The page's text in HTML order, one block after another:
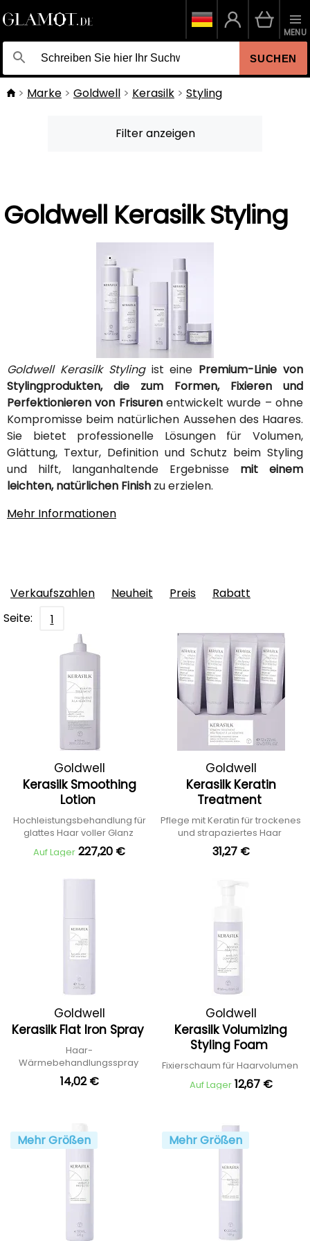
SUCHEN
MENU
Marke Goldwell Kerasilk Styling
Filter anzeigen
Goldwell Kerasilk Styling
Goldwell Kerasilk Stylingist eine Premium-Linie von
Stylingprodukten, die zum Formen, Fixieren und
Perfektionieren von Frisurenentwickelt wurde – ohne
Kompromisse beim natürlichen Aussehen des Haares.
Sie bietet professionelle Lösungen für Volumen,
Glättung, Textur, Definition und Schutz beim Styling
und hilft, langanhaltende Ergebnisse mit einem
leichten, natürlichen Finish zu erzielen.
Mehr Informationen
Verkaufszahlen Neuheit Preis
Rabatt
Seite:
1
Goldwell
Kerasilk Smoothing
Lotion
Hochleistungsbehandlung für
glattes Haar voller Glanz
Auf Lager 227,20 €
Goldwell
Kerasilk Keratin
Treatment
Pflege mit Keratin für trockenes
und strapaziertes Haar
31,27 €
Goldwell
Kerasilk Flat Iron Spray
Haar-
Wärmebehandlungsspray
14,02 €
Goldwell
Kerasilk Volumizing
Styling Foam
Fixierschaum für Haarvolumen
Auf Lager 12,67 €
Mehr Größen Mehr Größen